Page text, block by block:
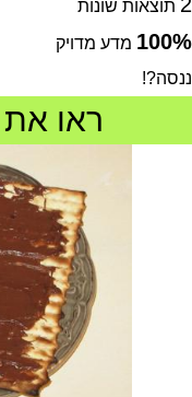
תוצאות שונות
100% מדע מדויק
ננסה?!
ראו את 2 התמונות כאן